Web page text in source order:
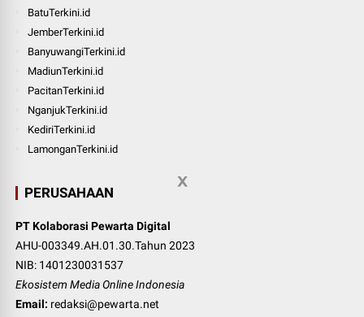
BatuTerkini.id
JemberTerkini.id
BanyuwangiTerkini.id
MadiunTerkini.id
PacitanTerkini.id
NganjukTerkini.id
KediriTerkini.id
LamonganTerkini.id
PERUSAHAAN
PT Kolaborasi Pewarta Digital
AHU-003349.AH.01.30.Tahun 2023
NIB: 1401230031537
Ekosistem Media Online Indonesia
Email: redaksi@pewarta.net